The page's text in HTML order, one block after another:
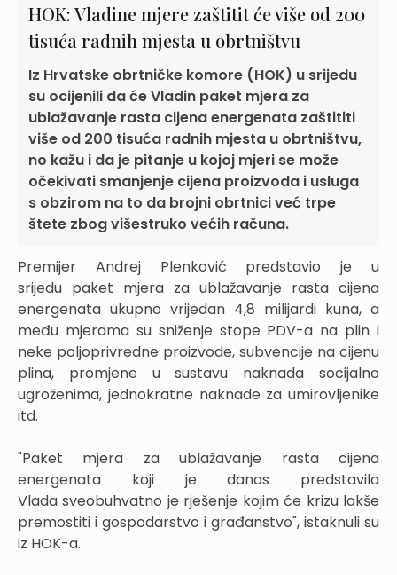
HOK: Vladine mjere zaštitit će više od 200
tisuća radnih mjesta u obrtništvu
Iz Hrvatske obrtničke komore (HOK) u srijedu
su ocijenili da će Vladin paket mjera za
ublažavanje rasta cijena energenata zaštititi
više od 200 tisuća radnih mjesta u obrtništvu,
no kažu i da je pitanje u kojoj mjeri se može
očekivati smanjenje cijena proizvoda i usluga
s obzirom na to da brojni obrtnici već trpe
štete zbog višestruko većih računa.
Premijer Andrej Plenković predstavio je u
srijedu paket mjera za ublažavanje rasta cijena
energenata ukupno vrijedan 4,8 milijardi kuna, a
među mjerama su sniženje stope PDV-a na plin i
neke poljoprivredne proizvode, subvencije na cijenu
plina, promjene u sustavu naknada socijalno
ugroženima, jednokratne naknade za umirovljenike
itd.
"Paket mjera za ublažavanje rasta cijena
energenata koji je danas predstavila
Vlada sveobuhvatno je rješenje kojim će krizu lakše
premostiti i gospodarstvo i građanstvo", istaknuli su
iz HOK-a.